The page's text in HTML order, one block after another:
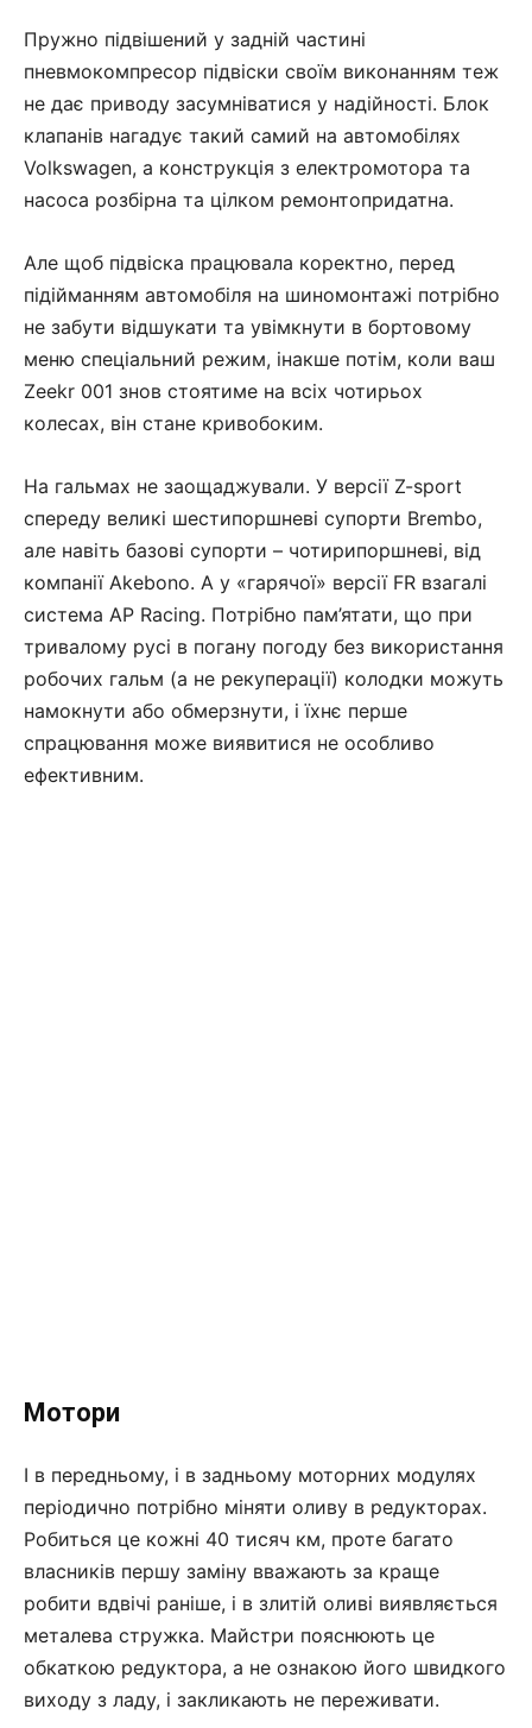
Пружно підвішений у задній частині
пневмокомпресор підвіски своїм виконанням теж
не дає приводу засумніватися у надійності. Блок
клапанів нагадує такий самий на автомобілях
Volkswagen, а конструкція з електромотора та
насоса розбірна та цілком ремонтопридатна.
Але щоб підвіска працювала коректно, перед
підійманням автомобіля на шиномонтажі потрібно
не забути відшукати та увімкнути в бортовому
меню спеціальний режим, інакше потім, коли ваш
Zeekr 001 знов стоятиме на всіх чотирьох
колесах, він стане кривобоким.
На гальмах не заощаджували. У версії Z-sport
спереду великі шестипоршневі супорти Brembo,
але навіть базові супорти – чотирипоршневі, від
компанії Akebono. А у «гарячої» версії FR взагалі
система AP Racing. Потрібно пам’ятати, що при
тривалому русі в погану погоду без використання
робочих гальм (а не рекуперації) колодки можуть
намокнути або обмерзнути, і їхнє перше
спрацювання може виявитися не особливо
ефективним.
Мотори
І в передньому, і в задньому моторних модулях
періодично потрібно міняти оливу в редукторах.
Робиться це кожні 40 тисяч км, проте багато
власників першу заміну вважають за краще
робити вдвічі раніше, і в злитій оливі виявляється
металева стружка. Майстри пояснюють це
обкаткою редуктора, а не ознакою його швидкого
виходу з ладу, і закликають не переживати.